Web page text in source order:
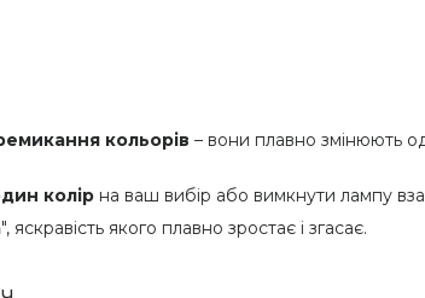
кольорів – вони плавно змінюють
колір на ваш вибір або вимкнути лампу
", яскравість якого плавно зростає і згасає.